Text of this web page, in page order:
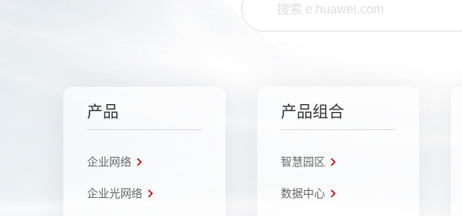
产品
企业网络
企业光网络
产品组合
智慧园区
数据中心